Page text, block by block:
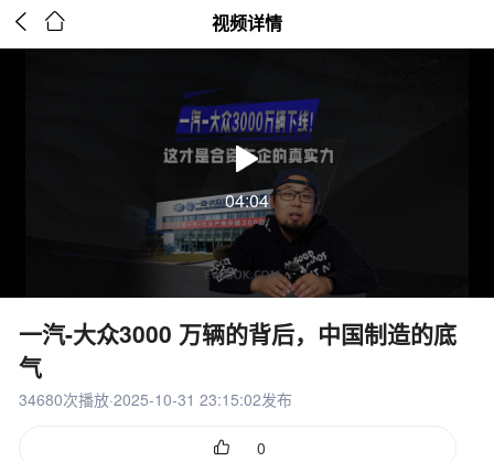
  视频详情
04:04
一汽-大众3000 万辆的背后，中国制造的底
气
34680次播放·2025-10-31 23:15:02发布
 0